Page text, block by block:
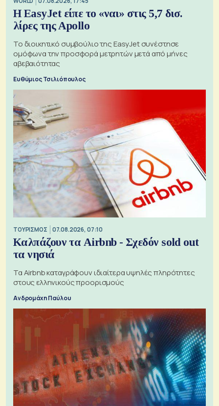
Η EasyJet είπε το «ναι» στις 5,7 δισ.
λίρες της Apollo
Το διοικητικό συμβούλιο της EasyJet συνέστησε
ομόφωνα την προσφορά μετρητών μετά από μήνες
αβεβαιότητας
Ευθύμιος Τσιλιόπουλος
ΤΟΥΡΙΣΜΟΣ 07.08.2026, 07:10
Καλπάζουν τα Airbnb - Σχεδόν sold out
τα νησιά
Τα Airbnb καταγράφουν ιδιαίτερα υψηλές πληρότητες
στους ελληνικούς προορισμούς
Ανδρομάχη Παύλου